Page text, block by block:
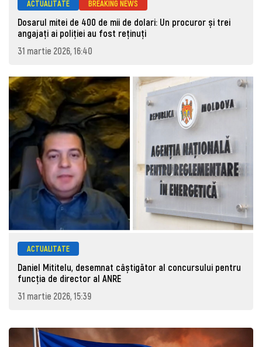
ACTUALITATE BREAKING NEWS
Dosarul mitei de 400 de mii de dolari: Un procuror și trei
angajați ai poliției au fost reținuți
31 martie 2026, 16:40
ACTUALITATE
Daniel Mititelu, desemnat câștigător al concursului pentru
funcția de director al ANRE
31 martie 2026, 15:39